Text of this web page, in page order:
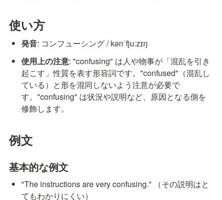
使い方
発音: コンフューシング / kənˈfjuːzɪŋ
使用上の注意: "confusing" は人や物事が「混乱を引き
起こす」性質を表す形容詞です。"confused"（混乱し
ている）と形を混同しないよう注意が必要で
す。"confusing" は状況や説明など、原因となる側を
修飾します。
例文
基本的な例文
"The instructions are very confusing." （その説明はと
てもわかりにくい）